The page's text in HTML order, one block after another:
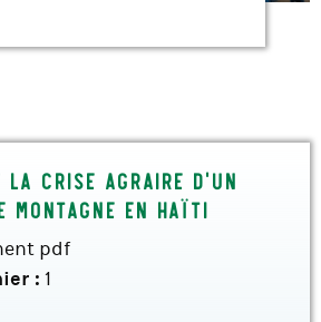
la crise agraire d’un
montagne en Haïti
pdf
: 1